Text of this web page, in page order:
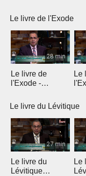
Le livre de l'Exode
28 min
Le livre de
l'Exode -
Le
Le livre du Lévitique
27 min
Le livre du
Lévitique
Le